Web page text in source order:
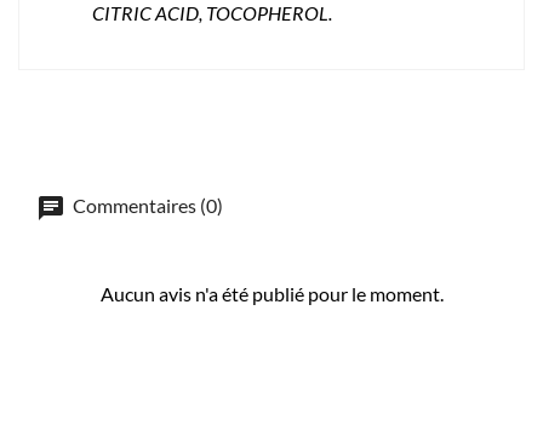
CITRIC ACID, TOCOPHEROL.
Commentaires (0)
Aucun avis n'a été publié pour le moment.